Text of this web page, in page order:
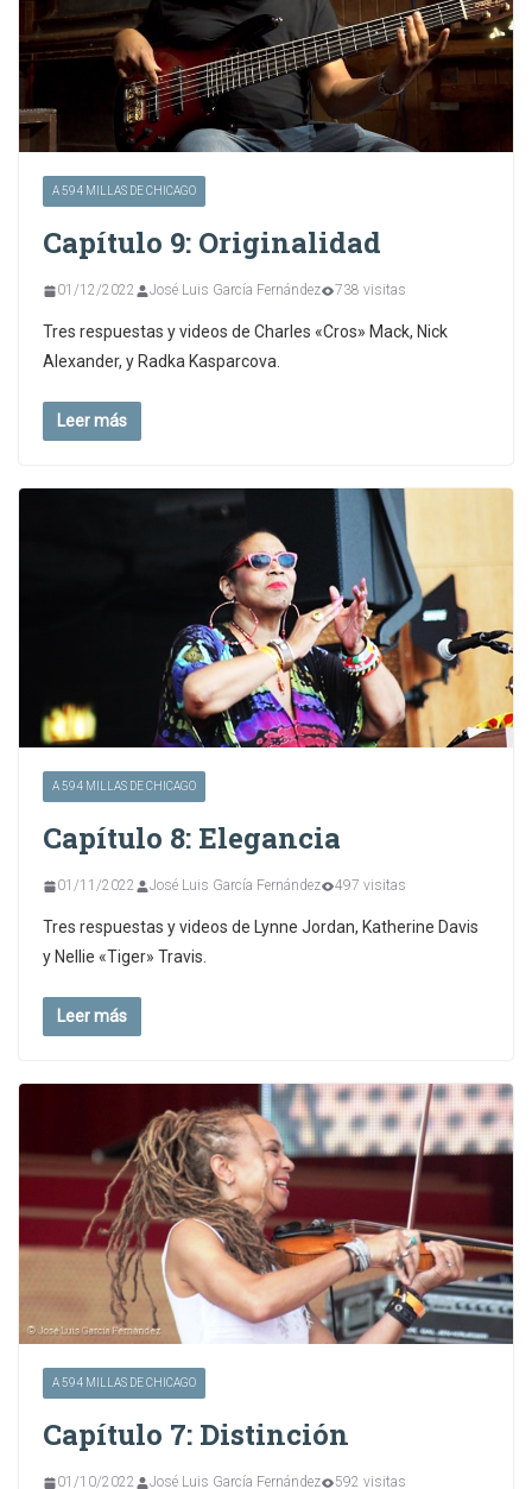
A 594 MILLAS DE CHICAGO
Capítulo 9: Originalidad
01/12/2022 José Luis García Fernández 738 visitas
Tres respuestas y videos de Charles «Cros» Mack, Nick
Alexander, y Radka Kasparcova.
Leer más
A 594 MILLAS DE CHICAGO
Capítulo 8: Elegancia
01/11/2022 José Luis García Fernández 497 visitas
Tres respuestas y videos de Lynne Jordan, Katherine Davis
y Nellie «Tiger» Travis.
Leer más
A 594 MILLAS DE CHICAGO
Capítulo 7: Distinción
01/10/2022 José Luis García Fernández 592 visitas